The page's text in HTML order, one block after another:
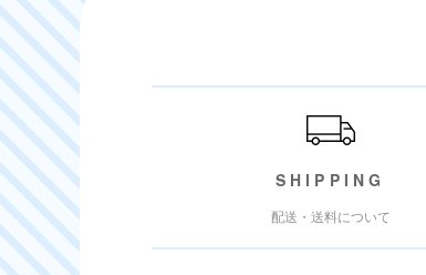
SHIPPING
配送・送料について